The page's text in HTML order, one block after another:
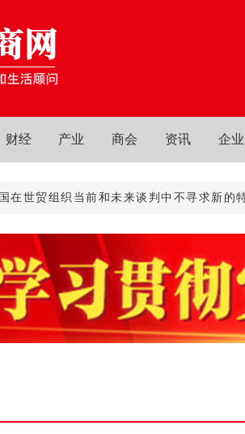
财经 产业 商会 资讯 企业
贸组织当前和未来谈判中不寻求新的特